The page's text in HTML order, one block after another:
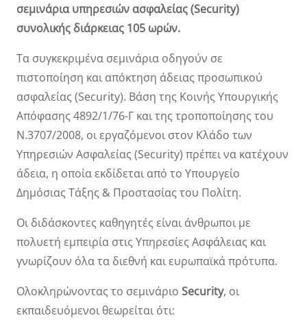
σεμινάρια υπηρεσιών ασφαλείας (Security)
συνολικής διάρκειας 105 ωρών.
Τα συγκεκριμένα σεμινάρια οδηγούν σε
πιστοποίηση και απόκτηση άδειας προσωπικού
ασφαλείας (Security). Βάση της Κοινής Υπουργικής
Απόφασης 4892/1/76-Γ και της τροποποίησης του
Ν.3707/2008, οι εργαζόμενοι στον Κλάδο των
Υπηρεσιών Ασφαλείας (Security) πρέπει να κατέχουν
άδεια, η οποία εκδίδεται από το Υπουργείο
Δημόσιας Τάξης & Προστασίας του Πολίτη.
Οι διδάσκοντες καθηγητές είναι άνθρωποι με
πολυετή εμπειρία στις Υπηρεσίες Ασφάλειας και
γνωρίζουν όλα τα διεθνή και ευρωπαϊκά πρότυπα.
Ολοκληρώνοντας το σεμινάριο Security, οι
εκπαιδευόμενοι θεωρείται ότι: